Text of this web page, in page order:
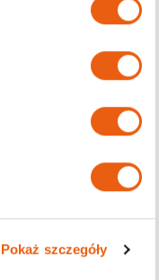
Pokaż szczegóły